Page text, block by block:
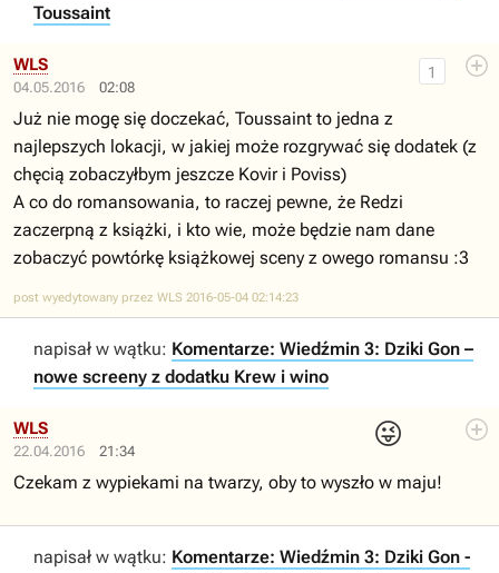
Toussaint
04.05.2016 02:08
1
WLS
Już nie mogę się doczekać, Toussaint to jedna z
najlepszych lokacji, w jakiej może rozgrywać się dodatek (z
chęcią zobaczyłbym jeszcze Kovir i Poviss)
A co do romansowania, to raczej pewne, że Redzi
zaczerpną z książki, i kto wie, może będzie nam dane
zobaczyć powtórkę książkowej sceny z owego romansu :3
post wyedytowany przez WLS 2016-05-04 02:14:23
napisał w wątku: Komentarze: Wiedźmin 3: Dziki Gon –
nowe screeny z dodatku Krew i wino
22.04.2016 21:34
😜
WLS
Czekam z wypiekami na twarzy, oby to wyszło w maju!
napisał w wątku: Komentarze: Wiedźmin 3: Dziki Gon -